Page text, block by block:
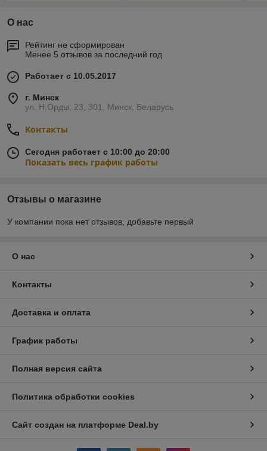
О нас
Рейтинг не сформирован
Менее 5 отзывов за последний год
Работает с 10.05.2017
г. Минск
ул. Н.Орды, 23, 301, Минск, Беларусь
Контакты
Сегодня работает с 10:00 до 20:00
Показать весь график работы
Отзывы о магазине
У компании пока нет отзывов, добавьте первый
О нас
Контакты
Доставка и оплата
График работы
Полная версия сайта
Политика обработки cookies
Сайт создан на платформе Deal.by